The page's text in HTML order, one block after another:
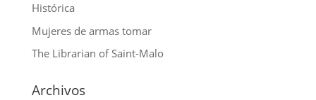
Histórica
Mujeres de armas tomar
The Librarian of Saint-Malo
Archivos